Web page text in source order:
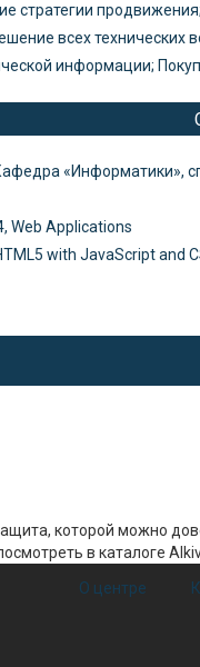
стратегии
всех технических
информации;
«Информатики»,
Web Applications
with JavaScript and
которой можно
в каталоге
О центре